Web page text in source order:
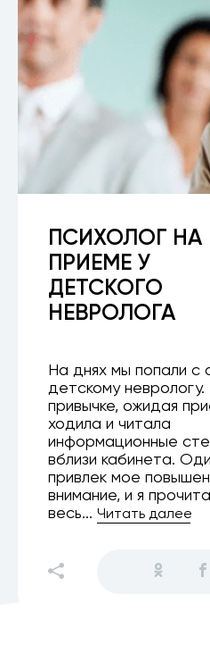
ПСИХОЛОГ НА
ПРИЕМЕ У
ДЕТСКОГО
НЕВРОЛОГА
На днях мы попали с
детскому
привычке, ожидая
ходила и читала
информационные
вблизи кабинета.
привлек мое
внимание, и я
весь... Читать далее